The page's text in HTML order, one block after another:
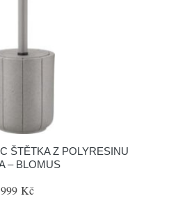
ŠTĚTKA Z POLYRESINU
– BLOMUS
999 Kč